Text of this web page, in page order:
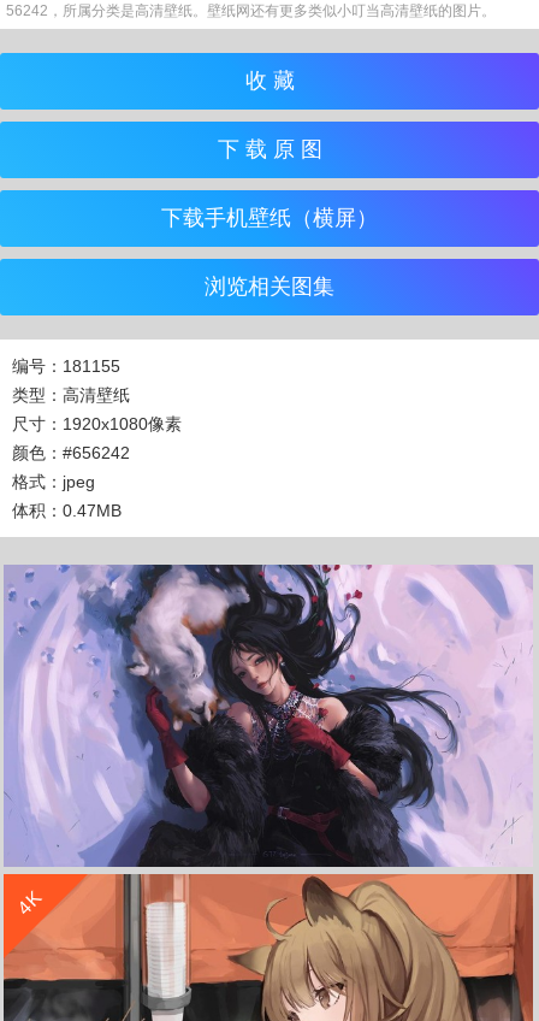
56242，所属分类是高清壁纸。壁纸网还有更多类似小叮当高清壁纸的图片。
收 藏
下 载 原 图
下载手机壁纸（横屏）
浏览相关图集
编号：181155
类型：高清壁纸
尺寸：1920x1080像素
颜色：#656242
格式：jpeg
体积：0.47MB
冬季躺在雪地的女孩 玫瑰花 小狗 4k高清壁纸
立 即 下 载
收 藏
4K
立 即 下 载
收 藏